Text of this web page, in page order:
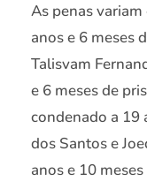
As penas
anos e 6 meses
Talisvam
e 6 meses de
condenado a 19
dos Santos e
anos e 10